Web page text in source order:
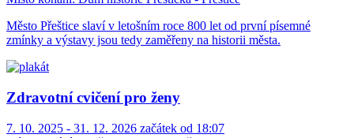
Město Přeštice slaví v letošním roce 800 let od první písemné
zmínky a výstavy jsou tedy zaměřeny na historii města.
Zdravotní cvičení pro ženy
7. 10. 2025 - 31. 12. 2026 začátek od 18:07